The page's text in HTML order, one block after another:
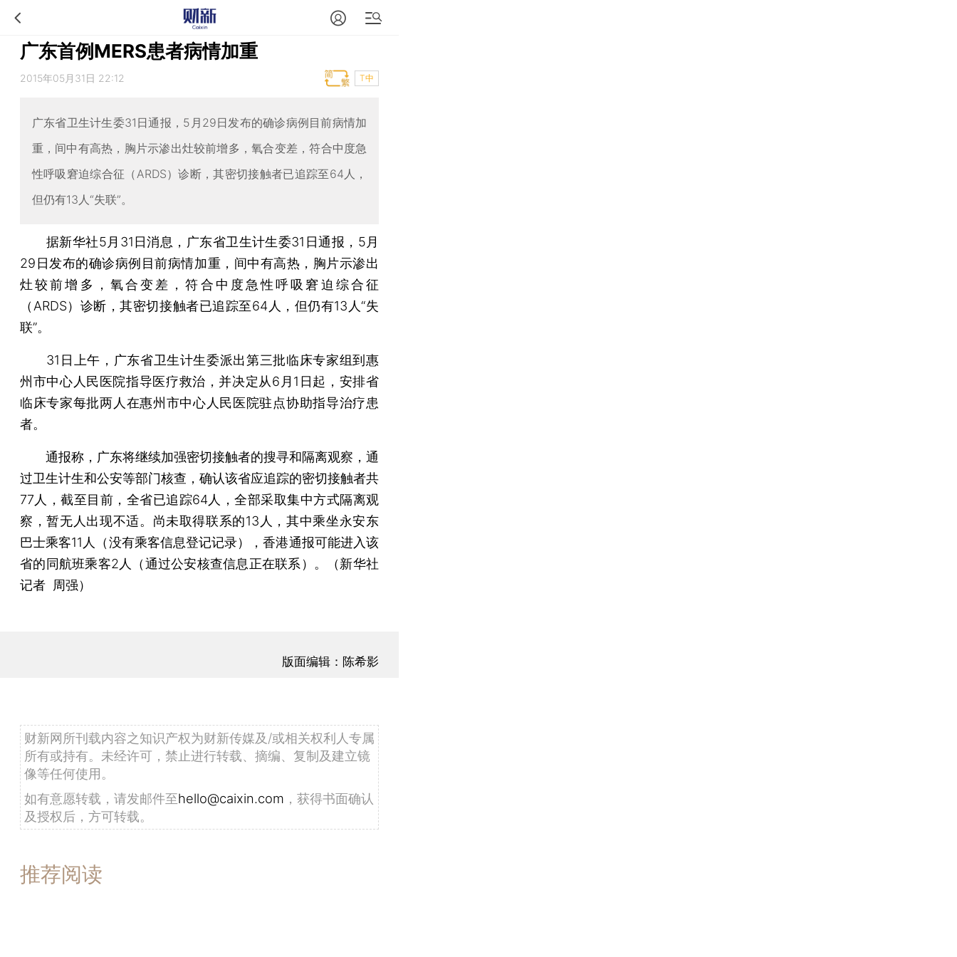
广东首例MERS患者病情加重
2015年05月31日 22:12 T中
广东省卫生计生委31日通报，5月29日发布的确诊病例目前病情加
重，间中有高热，胸片示渗出灶较前增多，氧合变差，符合中度急
性呼吸窘迫综合征（ARDS）诊断，其密切接触者已追踪至64人，
但仍有13人“失联”。
据新华社5月31日消息，广东省卫生计生委31日通报，5月
29日发布的确诊病例目前病情加重，间中有高热，胸片示渗出
灶较前增多，氧合变差，符合中度急性呼吸窘迫综合征
（ARDS）诊断，其密切接触者已追踪至64人，但仍有13人“失
联”。
31日上午，广东省卫生计生委派出第三批临床专家组到惠
州市中心人民医院指导医疗救治，并决定从6月1日起，安排省
临床专家每批两人在惠州市中心人民医院驻点协助指导治疗患
者。
通报称，广东将继续加强密切接触者的搜寻和隔离观察，通
过卫生计生和公安等部门核查，确认该省应追踪的密切接触者共
77人，截至目前，全省已追踪64人，全部采取集中方式隔离观
察，暂无人出现不适。尚未取得联系的13人，其中乘坐永安东
巴士乘客11人（没有乘客信息登记记录），香港通报可能进入该
省的同航班乘客2人（通过公安核查信息正在联系）。（新华社
记者 周强）
版面编辑：陈希影
财新网所刊载内容之知识产权为财新传媒及/或相关权利人专属
所有或持有。未经许可，禁止进行转载、摘编、复制及建立镜
像等任何使用。
如有意愿转载，请发邮件至hello@caixin.com ，获得书面确认
及授权后，方可转载。
推荐阅读